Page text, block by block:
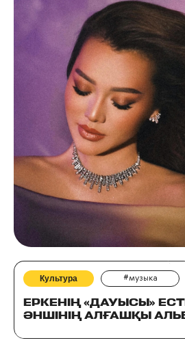
Культура #музыка
ЕРКЕНІҢ «ДАУЫСЫ»
ӘНШІНІҢ АЛҒАШҚЫ